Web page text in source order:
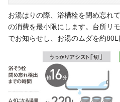
お湯はりの際、浴槽栓を閉め忘れ
の消費を最小限にします。台所リ
でお知らせし、お湯のムダを約80L